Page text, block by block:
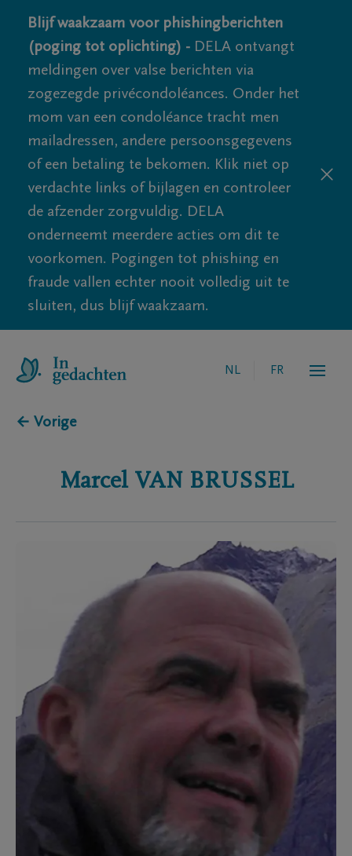
Blijf waakzaam voor phishingberichten
(poging tot oplichting) - DELA ontvangt
meldingen over valse berichten via
zogezegde privécondoléances. Onder het
mom van een condoléance tracht men
mailadressen, andere persoonsgegevens
of een betaling te bekomen. Klik niet op
verdachte links of bijlagen en controleer
de afzender zorgvuldig. DELA
onderneemt meerdere acties om dit te
voorkomen. Pogingen tot phishing en
fraude vallen echter nooit volledig uit te
sluiten, dus blijf waakzaam.
NL FR
← Vorige
Marcel VAN BRUSSEL